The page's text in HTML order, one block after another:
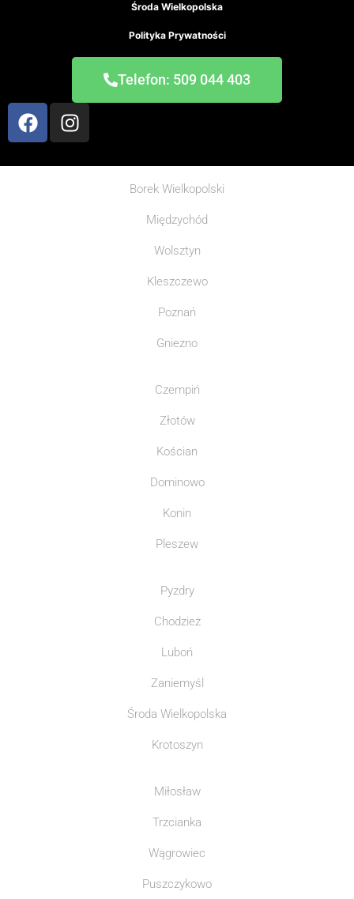
Środa Wielkopolska
Polityka Prywatności
Telefon: 509 044 403
Borek Wielkopolski
Międzychód
Wolsztyn
Kleszczewo
Poznań
Gniezno
Czempiń
Złotów
Kościan
Dominowo
Konin
Pleszew
Pyzdry
Chodzież
Luboń
Zaniemyśl
Środa Wielkopolska
Krotoszyn
Miłosław
Trzcianka
Wągrowiec
Puszczykowo